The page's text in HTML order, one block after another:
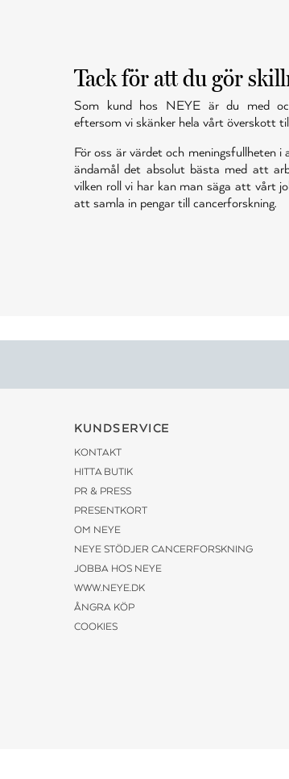
Tack för att du gör
Som kund hos NEYE är du med
eftersom vi skänker hela vårt överskott
För oss är värdet och meningsfullheten
ändamål det absolut bästa med att
vilken roll vi har kan man säga att vårt
att samla in pengar till cancerforskning.
KUNDSERVICE
KONTAKT
HITTA BUTIK
PR & PRESS
PRESENTKORT
OM NEYE
NEYE STÖDJER CANCERFORSKNING
JOBBA HOS NEYE
WWW.NEYE.DK
ÅNGRA KÖP
COOKIES